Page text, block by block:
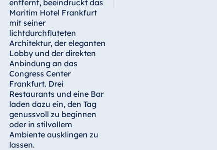
entfernt, beeindruckt das
Maritim Hotel Frankfurt
mit seiner
lichtdurchfluteten
Architektur, der eleganten
Lobby und der direkten
Anbindung an das
Congress Center
Frankfurt. Drei
Restaurants und eine Bar
laden dazu ein, den Tag
genussvoll zu beginnen
oder in stilvollem
Ambiente ausklingen zu
lassen.